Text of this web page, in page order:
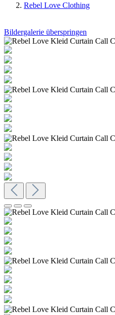
Rebel Love Clothing
Bildergalerie überspringen